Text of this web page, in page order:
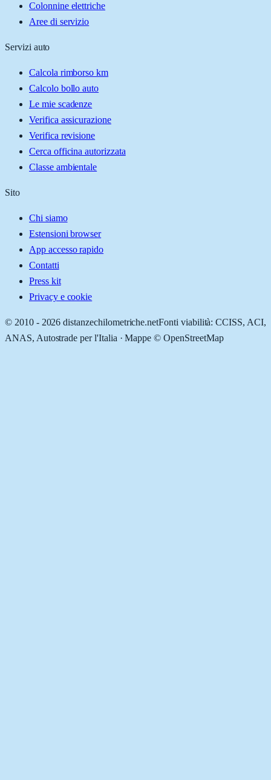
Colonnine elettriche
Aree di servizio
Servizi auto
Calcola rimborso km
Calcolo bollo auto
Le mie scadenze
Verifica assicurazione
Verifica revisione
Cerca officina autorizzata
Classe ambientale
Sito
Chi siamo
Estensioni browser
App accesso rapido
Contatti
Press kit
Privacy e cookie
© 2010 - 2026 distanzechilometriche.netFonti viabilità: CCISS, ACI,
ANAS, Autostrade per l'Italia · Mappe © OpenStreetMap